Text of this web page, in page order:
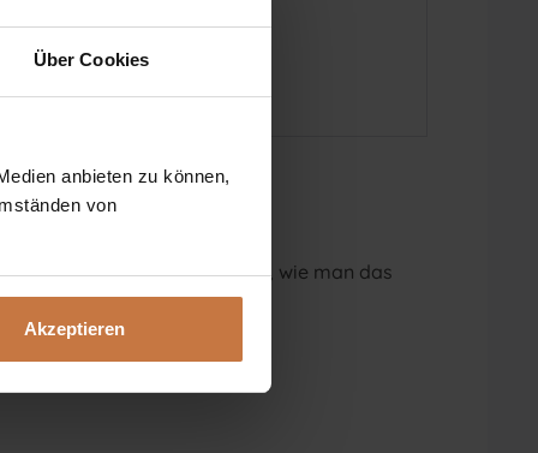
Über Cookies
anbieten zu können,
von
Akzeptieren
oder wollen nur wissen, wie man das